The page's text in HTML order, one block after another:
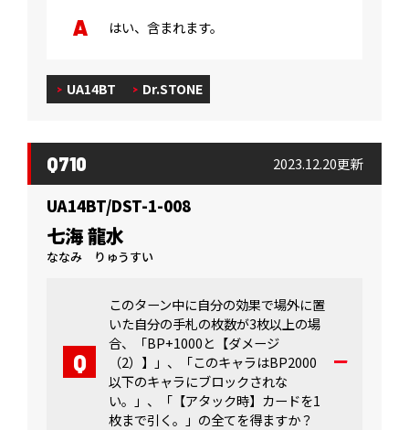
はい、含まれます。
UA14BT Dr.STONE
Q710 2023.12.20更新
UA14BT/DST-1-008
七海 龍水
ななみ りゅうすい
このターン中に自分の効果で場外に置
いた自分の手札の枚数が3枚以上の場
合、「BP+1000と【ダメージ
（2）】」、「このキャラはBP2000
以下のキャラにブロックされな
い。」、「【アタック時】カードを1
枚まで引く。」の全てを得ますか？